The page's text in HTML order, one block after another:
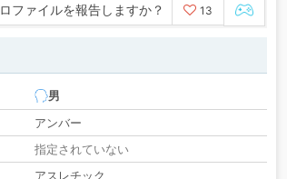
ファイルを報告しますか？ 13
男
アンバー
指定されていない
アスレチック